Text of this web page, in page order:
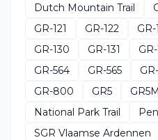
Dutch Mountain Trail
GR-121
GR-122 GR-
GR-130
GR-131
GR-564
GR-565
GR-800
GR5 GR5M
National Park Trail
SGR Vlaamse Ardennen